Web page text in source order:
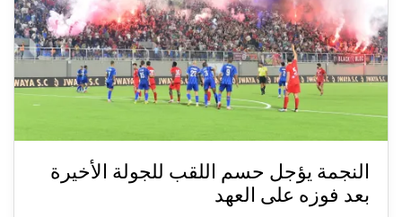
النجمة يؤجل حسم اللقب للجولة الأخيرة
بعد فوزه على العهد